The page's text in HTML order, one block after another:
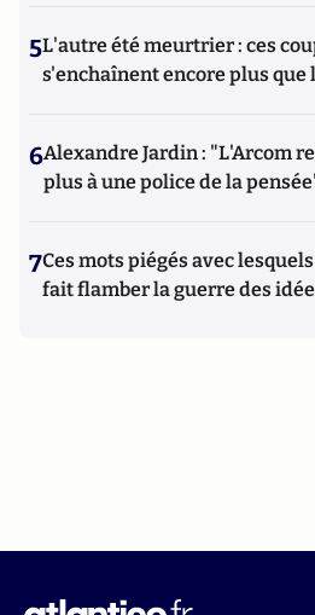
5L'autre été meurtrier : ces
s'enchaînent encore plus que
6Alexandre Jardin : "L'Arcom
plus à une police de la
7Ces mots piégés avec
fait flamber la guerre des